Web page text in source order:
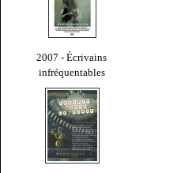
2007 - Écrivains
infréquentables